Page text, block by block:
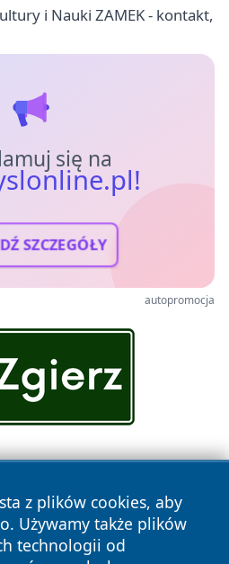
i Nauki ZAMEK - kontakt,
się na
SZCZEGÓŁY
autopromocja
z plików cookies, aby
Używamy także plików
technologii od